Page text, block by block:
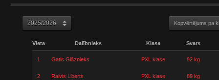
Kopvērtējums pa
Vieta Dalībnieks Klase Svars
1 Gatis Glāznieks PXL klase 92 kg
2 Raivis Liberts PXL klase 89 kg